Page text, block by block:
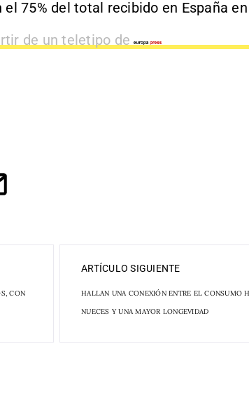
75% del total recibido en España en
de un teletipo de
CON
ARTÍCULO SIGUIENTE
HALLAN UNA CONEXIÓN ENTRE EL CONSUMO
NUECES Y UNA MAYOR LONGEVIDAD